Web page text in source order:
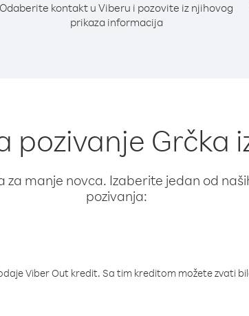
Odaberite kontakt u Viberu i pozovite iz njihovog
prikaza informacija
pozivanje Grčka
za manje novca. Izaberite jedan od
pozivanja:
Viber Out kredit. Sa tim kreditom možete zvati